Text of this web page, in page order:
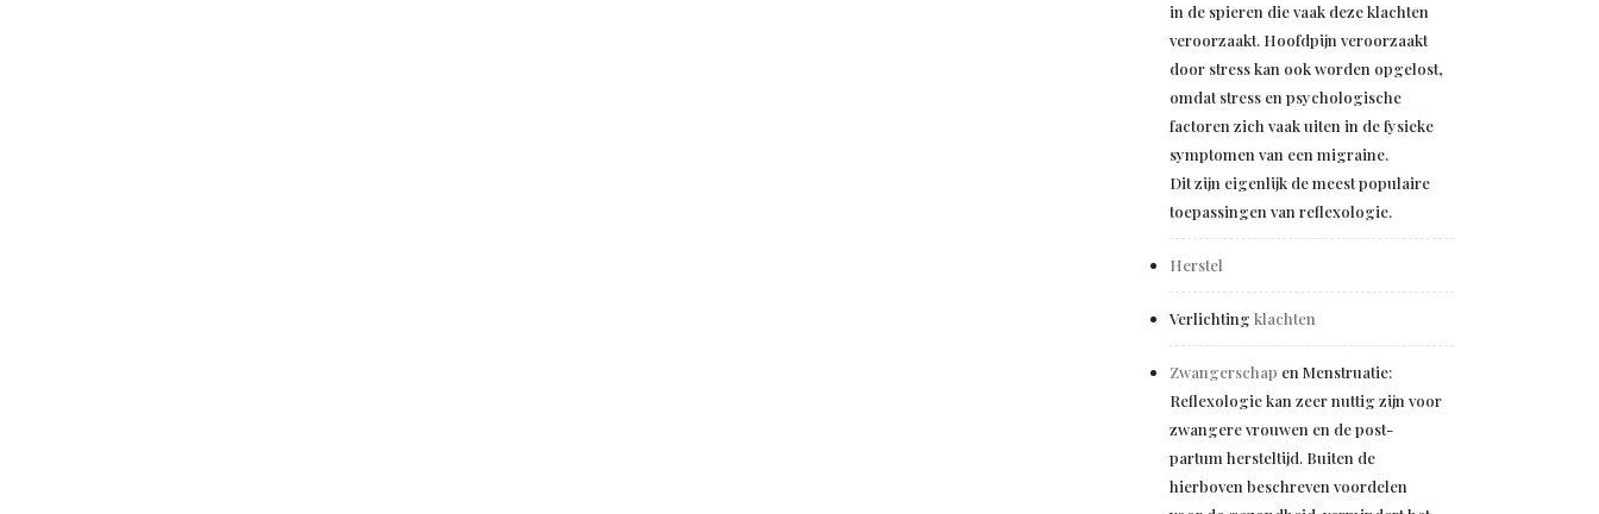
in de spieren die vaak deze klachten
veroorzaakt. Hoofdpijn veroorzaakt
door stress kan ook worden opgelost,
omdat stress en psychologische
factoren zich vaak uiten in de fysieke
symptomen van een migraine.
Dit zijn eigenlijk de meest populaire
toepassingen van reflexologie.
Herstel
Verlichting klachten
Zwangerschap en Menstruatie:
Reflexologie kan zeer nuttig zijn voor
zwangere vrouwen en de post-
partum hersteltijd. Buiten de
hierboven beschreven voordelen